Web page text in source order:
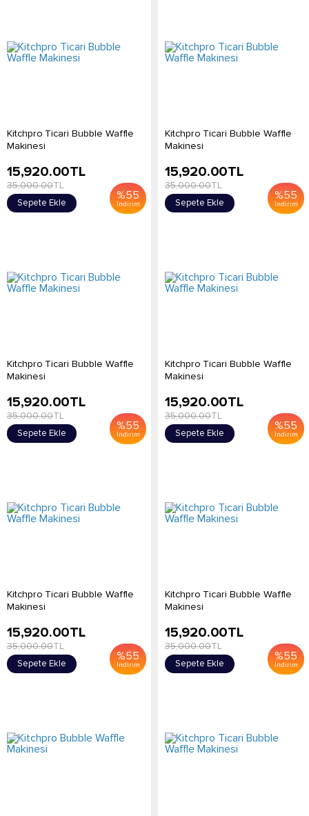
Kitchpro Ticari Bubble Waffle
Makinesi
%55
İndirim
15,920.00TL
35,000.00TL
Sepete Ekle
Kitchpro Ticari Bubble Waffle
Makinesi
%55
İndirim
15,920.00TL
35,000.00TL
Sepete Ekle
Kitchpro Ticari Bubble Waffle
Makinesi
%55
İndirim
15,920.00TL
35,000.00TL
Sepete Ekle
Kitchpro Ticari Bubble Waffle
Makinesi
%55
İndirim
15,920.00TL
35,000.00TL
Sepete Ekle
Kitchpro Ticari Bubble Waffle
Makinesi
%55
İndirim
15,920.00TL
35,000.00TL
Sepete Ekle
Kitchpro Ticari Bubble Waffle
Makinesi
%55
İndirim
15,920.00TL
35,000.00TL
Sepete Ekle